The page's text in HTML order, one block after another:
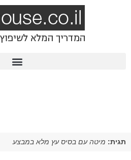
תגית: מיטה עם בסיס עץ מלא במבצע